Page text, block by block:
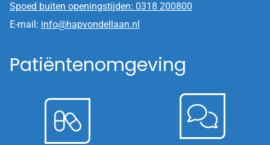
Spoed buiten openingstijden: 0318 200800
E-mail: info@hapvondellaan.nl
Patiëntenomgeving